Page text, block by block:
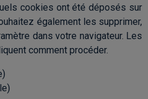
cookies ont été déposés sur
également les supprimer,
dans votre navigateur. Les
comment procéder.